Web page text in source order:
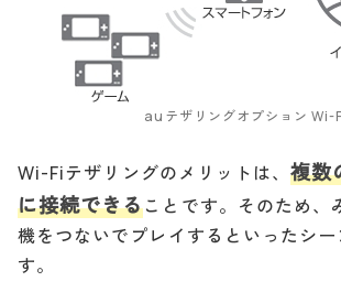
auテザリングオプション Wi-
Wi-Fiテザリングのメリットは、複数
に接続できることです。そのため、
機をつないでプレイするといったシー
す。